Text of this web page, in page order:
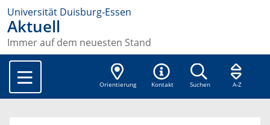
Universität Duisburg-Essen
Aktuell
Immer auf dem neuesten Stand
Orientierung Kontakt Suchen A-Z